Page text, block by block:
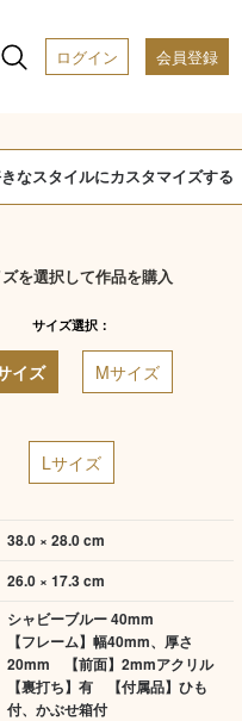
ログイン 会員登録
なスタイルにカスタマイズする
を選択して作品を購入
サイズ選択：
イズ Mサイズ
Lサイズ
38.0 × 28.0 cm
26.0 × 17.3 cm
シャビーブルー 40mm
【フレーム】幅40mm、厚さ
20mm 【前面】2mmアクリル
【裏打ち】有 【付属品】ひも
付、かぶせ箱付